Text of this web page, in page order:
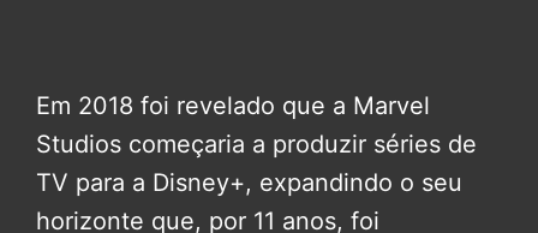
Em 2018 foi revelado que a Marvel
Studios começaria a produzir séries de
TV para a Disney+, expandindo o seu
horizonte que, por 11 anos, foi